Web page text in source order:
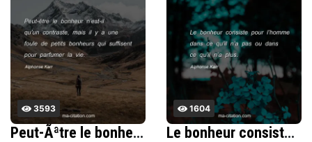
3593
Peut-Ãªtre le bonheur nâ€™est-il quâ€™un contraste, mais il y a une foule de petits bonheurs qui suffisent pour parfumer la vie.
1604
Le bonheur consiste pour lâ€™homme dans ce quâ€™il nâ€™a pas ou dans ce quâ€™il nâ€™a plus.